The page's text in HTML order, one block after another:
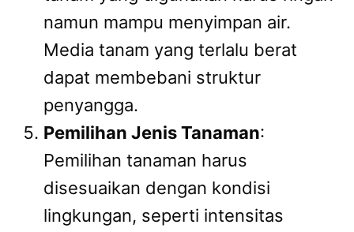
namun mampu menyimpan air.
Media tanam yang terlalu berat
dapat membebani struktur
penyangga.
Pemilihan Jenis Tanaman:
Pemilihan tanaman harus
disesuaikan dengan kondisi
lingkungan, seperti intensitas